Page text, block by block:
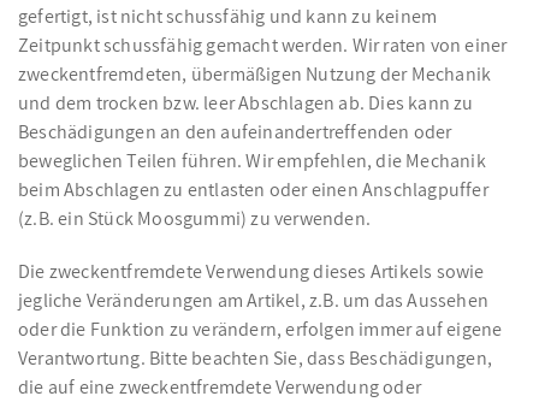
gefertigt, ist nicht schussfähig und kann zu keinem
Zeitpunkt schussfähig gemacht werden. Wir raten von einer
zweckentfremdeten, übermäßigen Nutzung der Mechanik
und dem trocken bzw. leer Abschlagen ab. Dies kann zu
Beschädigungen an den aufeinandertreffenden oder
beweglichen Teilen führen. Wir empfehlen, die Mechanik
beim Abschlagen zu entlasten oder einen Anschlagpuffer
(z.B. ein Stück Moosgummi) zu verwenden.
Die zweckentfremdete Verwendung dieses Artikels sowie
jegliche Veränderungen am Artikel, z.B. um das Aussehen
oder die Funktion zu verändern, erfolgen immer auf eigene
Verantwortung. Bitte beachten Sie, dass Beschädigungen,
die auf eine zweckentfremdete Verwendung oder